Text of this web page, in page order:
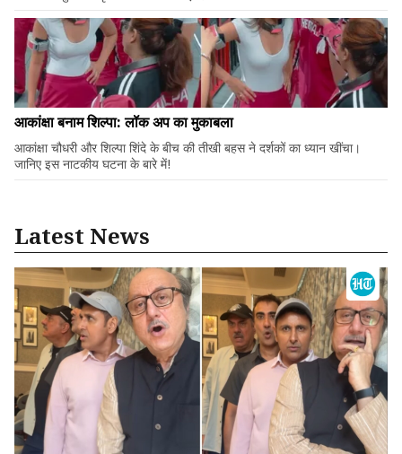
आकांक्षा बनाम शिल्पा: लॉक अप का मुकाबला
आकांक्षा चौधरी और शिल्पा शिंदे के बीच की तीखी बहस ने दर्शकों का ध्यान खींचा।
जानिए इस नाटकीय घटना के बारे में!
Latest News